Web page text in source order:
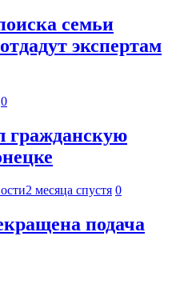
семьи
экспертам
0
гражданскую
2 месяца спустя 0
подача